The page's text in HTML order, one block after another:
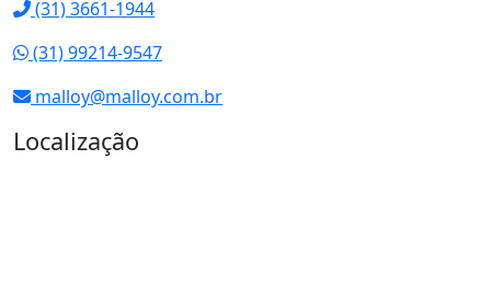
(31) 3661-1944
(31) 99214-9547
malloy@malloy.com.br
Localização